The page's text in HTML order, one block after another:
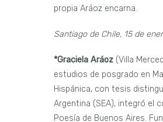
propia Aráoz encarna.
Santiago de Chile, 15 de
*Graciela Aráoz (Villa
estudios de posgrado en
Hispánica, con tesis
Argentina (SEA), integró el
Poesía de Buenos Aires.